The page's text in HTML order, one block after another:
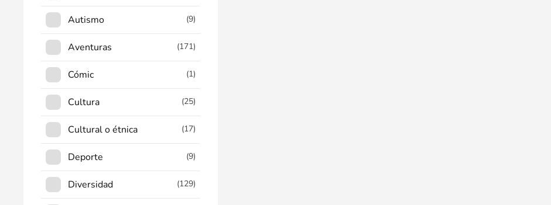
Autismo (9)
Aventuras (171)
Cómic (1)
Cultura (25)
Cultural o étnica (17)
Deporte (9)
Diversidad (129)